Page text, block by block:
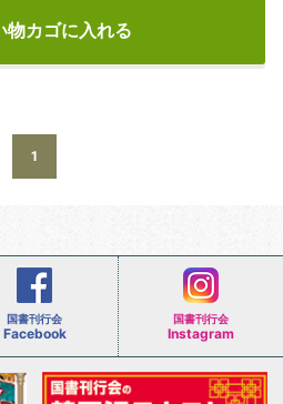
物カゴに入れる
1
国書刊行会
Facebook
国書刊行会
Instagram